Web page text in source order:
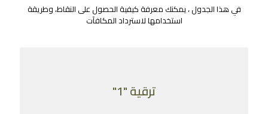
في هذا الجدول ، يمكنك معرفة كيفية الحصول على النقاط، وطريقة
استخدامها لاسترداد المكافآت
ترقية "1"